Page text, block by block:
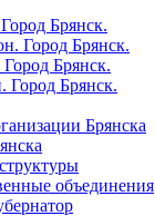
Брянск.
Город Брянск.
Брянск.
Город Брянск.
Брянска
объединения